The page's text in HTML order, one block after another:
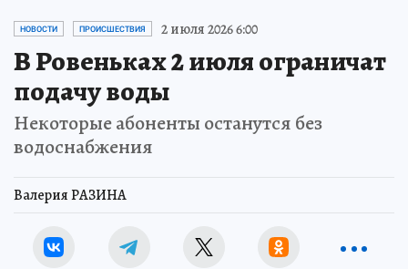
НОВОСТИ ПРОИСШЕСТВИЯ 2 июля 2026 6:00
В Ровеньках 2 июля ограничат
подачу воды
Некоторые абоненты останутся без
водоснабжения
Валерия РАЗИНА